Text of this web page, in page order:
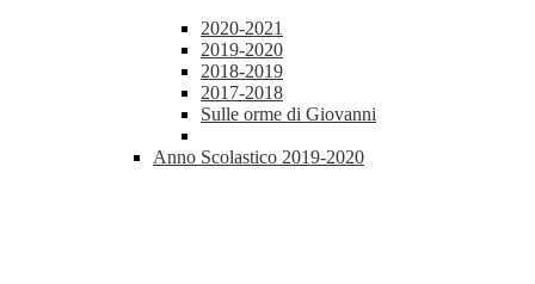
2020-2021
2019-2020
2018-2019
2017-2018
Sulle orme di Giovanni
Anno Scolastico 2019-2020